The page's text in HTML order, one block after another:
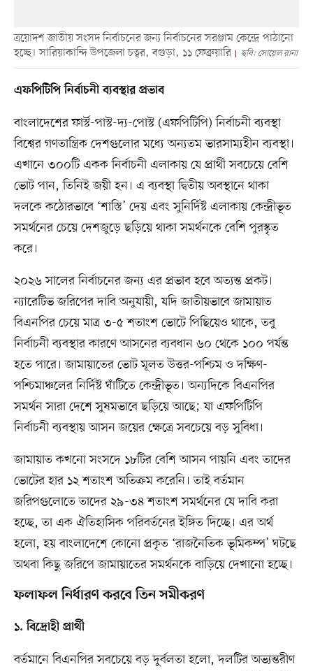
ত্রয়োদশ জাতীয় সংসদ নির্বাচনের জন্য নির্বাচনের সরঞ্জাম কেন্দ্রে পাঠানো
হচ্ছে। সারিয়াকান্দি উপজেলা চত্বর, বগুড়া, ১১ ফেব্রুয়ারি
ছবি: সোয়েল রানা
এফপিটিপি নির্বাচনী ব্যবস্থার প্রভাব
বাংলাদেশের ফার্স্ট-পাস্ট-দ্য-পোস্ট (এফপিটিপি) নির্বাচনী ব্যবস্থা
বিশ্বের গণতান্ত্রিক দেশগুলোর মধ্যে অন্যতম ভারসাম্যহীন ব্যবস্থা।
এখানে ৩০০টি একক নির্বাচনী এলাকায় যে প্রার্থী সবচেয়ে বেশি
ভোট পান, তিনিই জয়ী হন। এ ব্যবস্থা দ্বিতীয় অবস্থানে থাকা
দলকে কঠোরভাবে ‘শাস্তি’ দেয় এবং সুনির্দিষ্ট এলাকায় কেন্দ্রীভূত
সমর্থনের চেয়ে দেশজুড়ে ছড়িয়ে থাকা সমর্থনকে বেশি পুরস্কৃত
করে।
২০২৬ সালের নির্বাচনের জন্য এর প্রভাব হবে অত্যন্ত প্রকট।
ন্যারেটিভ জরিপের দাবি অনুযায়ী, যদি জাতীয়ভাবে জামায়াত
বিএনপির চেয়ে মাত্র ৩-৫ শতাংশ ভোটে পিছিয়েও থাকে, তবু
নির্বাচনী ব্যবস্থার কারণে আসনের ব্যবধান ৬০ থেকে ১০০ পর্যন্ত
হতে পারে। জামায়াতের ভোট মূলত উত্তর-পশ্চিম ও দক্ষিণ-
পশ্চিমাঞ্চলের নির্দিষ্ট ঘাঁটিতে কেন্দ্রীভূত। অন্যদিকে বিএনপির
সমর্থন সারা দেশে সুষমভাবে ছড়িয়ে আছে; যা এফপিটিপি
নির্বাচনী ব্যবস্থায় আসন জয়ের ক্ষেত্রে সবচেয়ে বড় সুবিধা।
জামায়াত কখনো সংসদে ১৮টির বেশি আসন পায়নি এবং তাদের
ভোটের হার ১২ শতাংশ অতিক্রম করেনি। তাই বর্তমান
জরিপগুলোতে তাদের ২৯-৩৪ শতাংশ সমর্থনের যে দাবি করা
হচ্ছে, তা এক ঐতিহাসিক পরিবর্তনের ইঙ্গিত দিচ্ছে। এর অর্থ
হলো, হয় বাংলাদেশে কোনো প্রকৃত ‘রাজনৈতিক ভূমিকম্প’ ঘটছে
অথবা কিছু জরিপে জামায়াতের সমর্থনকে বাড়িয়ে দেখানো হচ্ছে।
ফলাফল নির্ধারণ করবে তিন সমীকরণ
১. বিদ্রোহী প্রার্থী
বর্তমানে বিএনপির সবচেয়ে বড় দুর্বলতা হলো, দলটির অভ্যন্তরীণ